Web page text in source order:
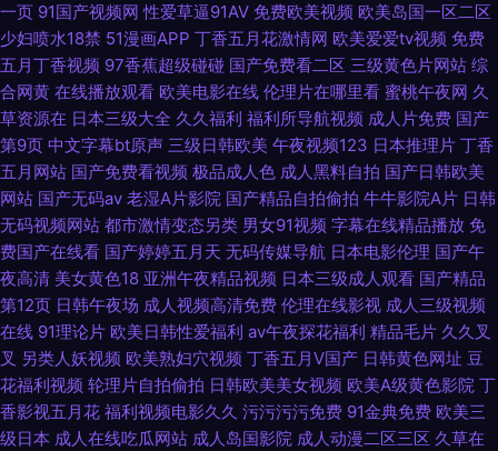
一页 91国产视频网 性爱草逼91AV 免费欧美视频 欧美岛国一区二区
少妇喷水18禁 51漫画APP 丁香五月花激情网 欧美爱爱tv视频 免费
五月丁香视频 97香蕉超级碰碰 国产免费看二区 三级黄色片网站 综
合网黄 在线播放观看 欧美电影在线 伦理片在哪里看 蜜桃午夜网 久
草资源在 日本三级大全 久久福利 福利所导航视频 成人片免费 国产
第9页 中文字幕bt原声 三级日韩欧美 午夜视频123 日本推理片 丁香
五月网站 国产免费看视频 极品成人色 成人黑料自拍 国产日韩欧美
网站 国产无码av 老湿A片影院 国产精品自拍偷拍 牛牛影院A片 日韩
无码视频网站 都市激情变态另类 男女91视频 字幕在线精品播放 免
费国产在线看 国产婷婷五月天 无码传媒导航 日本电影伦理 国产午
夜高清 美女黄色18 亚洲午夜精品视频 日本三级成人观看 国产精品
第12页 日韩午夜场 成人视频高清免费 伦理在线影视 成人三级视频
在线 91理论片 欧美日韩性爱福利 av午夜探花福利 精品毛片 久久叉
叉 另类人妖视频 欧美熟妇穴视频 丁香五月V国产 日韩黄色网址 豆
花福利视频 轮理片自拍偷拍 日韩欧美美女视频 欧美A级黄色影院 丁
香影视五月花 福利视频电影久久 污污污污免费 91金典免费 欧美三
级日本 成人在线吃瓜网站 成人岛国影院 成人动漫二区三区 久草在